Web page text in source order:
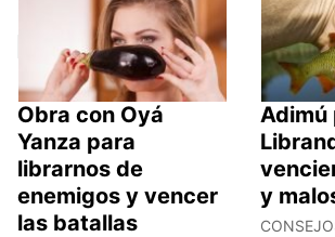
Obra con Oyá
Yanza para
librarnos de
enemigos y vencer
las batallas
Adimú
y